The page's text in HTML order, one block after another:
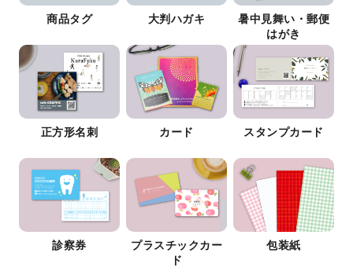
商品タグ 大判ハガキ
暑中見舞い・郵便
はがき
正方形名刺 カード スタンプカード
診察券
プラスチックカー
ド
包装紙